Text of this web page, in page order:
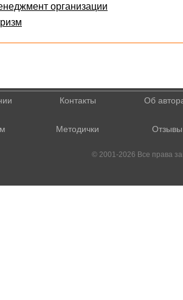
организации
Контакты Об
Методички Отзывы
© 2001-2026 Все права